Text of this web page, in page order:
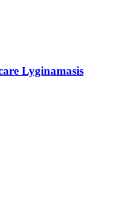
Lyginamasis